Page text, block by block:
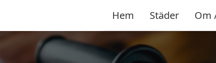
Hem Städer Om